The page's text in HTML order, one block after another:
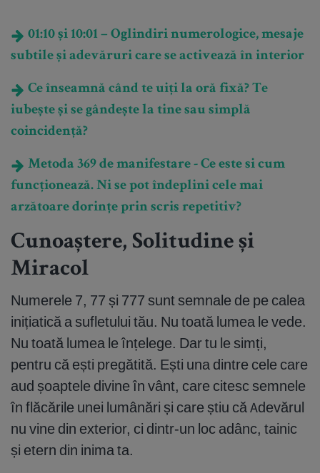
01:10 și 10:01 – Oglindiri numerologice, mesaje
subtile și adevăruri care se activează în interior
Ce înseamnă când te uiți la oră fixă? Te
iubește și se gândește la tine sau simplă
coincidență?
Metoda 369 de manifestare - Ce este si cum
funcționează. Ni se pot îndeplini cele mai
arzătoare dorințe prin scris repetitiv?
Cunoaștere, Solitudine și
Miracol
Numerele 7, 77 și 777 sunt semnale de pe calea
inițiatică a sufletului tău. Nu toată lumea le vede.
Nu toată lumea le înțelege. Dar tu le simți,
pentru că ești pregătită. Ești una dintre cele care
aud șoaptele divine în vânt, care citesc semnele
în flăcările unei lumânări și care știu că Adevărul
nu vine din exterior, ci dintr-un loc adânc, tainic
și etern din inima ta.